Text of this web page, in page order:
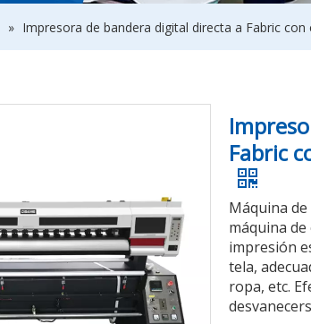
» Impresora de bandera digital directa a Fabric
Fabric
Máquina
máquina
impresión
tela,
ropa, etc.